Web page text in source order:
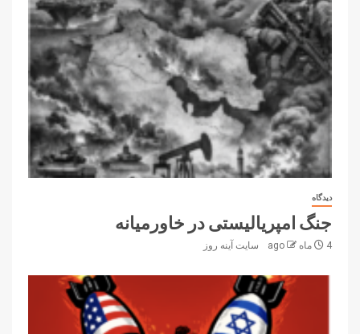
دیدگاه
جنگ امپریالیستی در خاورمیانه
4 ماه ago سایت آینه‌ روز